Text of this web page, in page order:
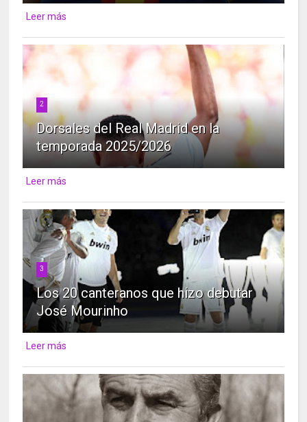
Leer más
2
Dorsales del Real Madrid en la
temporada 2025/2026
Leer más
3
Los 20 canteranos que hizo debutar
José Mourinho
Leer más